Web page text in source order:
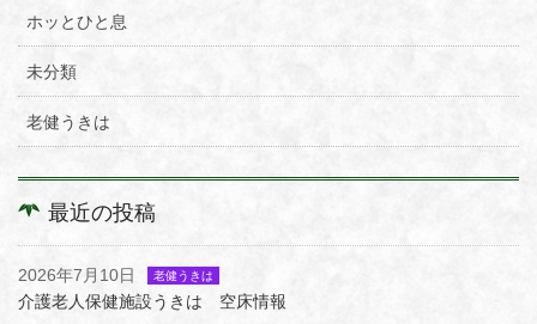
ホッとひと息
未分類
老健うきは
最近の投稿
2026年7月10日 老健うきは
介護老人保健施設うきは 空床情報